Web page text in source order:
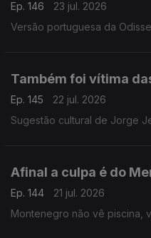
Ep. 146
23 jul. 2026
Versão portuguesa da
Também foi vítima
Ep. 145
22 jul. 2026
Sugestão cultural de Jorge
Afinal a culpa é do
Ep. 144
21 jul. 2026
Montenegro não vê piscina,